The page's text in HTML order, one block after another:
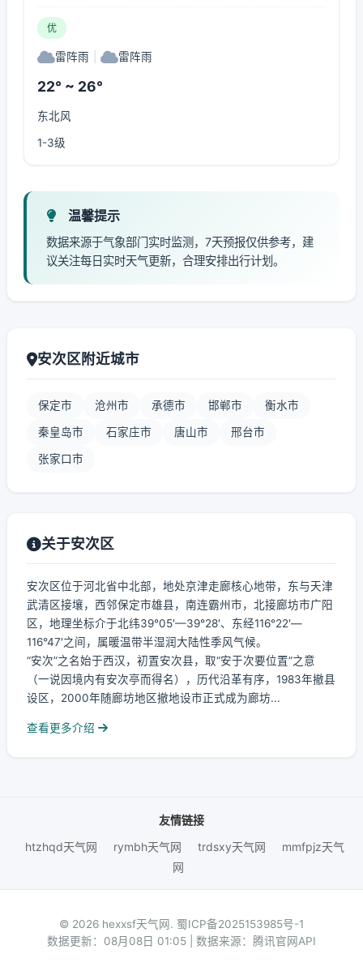
优
雷阵雨 雷阵雨
22° ~ 26°
东北风
1-3级
温馨提示
数据来源于气象部门实时监测，7天预报仅供参考，建
议关注每日实时天气更新，合理安排出行计划。
安次区附近城市
保定市 沧州市 承德市 邯郸市 衡水市
秦皇岛市 石家庄市 唐山市 邢台市
张家口市
关于安次区
安次区位于河北省中北部，地处京津走廊核心地带，东与天津
武清区接壤，西邻保定市雄县，南连霸州市，北接廊坊市广阳
区，地理坐标介于北纬39°05′—39°28′、东经116°22′—
116°47′之间，属暖温带半湿润大陆性季风气候。
“安次”之名始于西汉，初置安次县，取“安于次要位置”之意
（一说因境内有安次亭而得名），历代沿革有序，1983年撤县
设区，2000年随廊坊地区撤地设市正式成为廊坊...
查看更多介绍
友情链接
htzhqd天气网
rymbh天气网 trdsxy天气网
mmfpjz天气
网
© 2026 hexxsf天气网. 蜀ICP备2025153985号-1
数据更新：08月08日 01:05 | 数据来源：腾讯官网API